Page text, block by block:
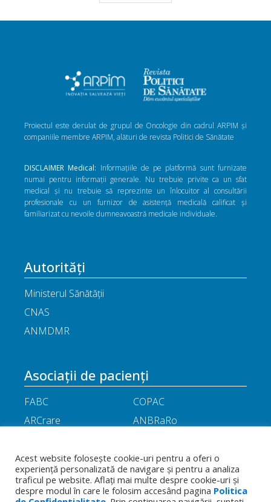
Proiectul este derulat de grupul de Oncologie din cadrul ARPIM și
companiile membre ARPIM, alături de revista Politici de Sănătate
DISCLAIMER Medical: Informațiile de pe platformă sunt furnizate
numai pentru informații generale. Nu trebuie privite ca un sfat
medical și nu trebuie să reprezinte un înlocuitor al consultării
profesionale cu un furnizor de asistență medicală calificat și
familiarizat cu nevoile dumneavoastră medicale individuale.
Autorități
Ministerul Sănătății
CNAS
ANMDMR
Asociații de pacienți
FABC
COPAC
ARCrare
ANBRaRo
ANHR
ARIL
APOR
Little People
Acest website folosește cookie-uri pentru a oferi o
experiență personalizată de navigare și pentru a analiza
traficul pe website. Aflați mai multe despre cookie-uri și
despre modul în care le folosim accesând pagina Politica